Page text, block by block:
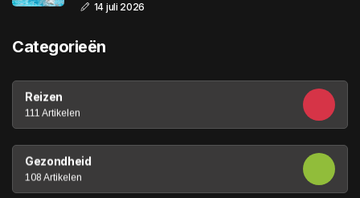
14 juli 2026
Categorieën
Reizen
111 Artikelen
Gezondheid
108 Artikelen